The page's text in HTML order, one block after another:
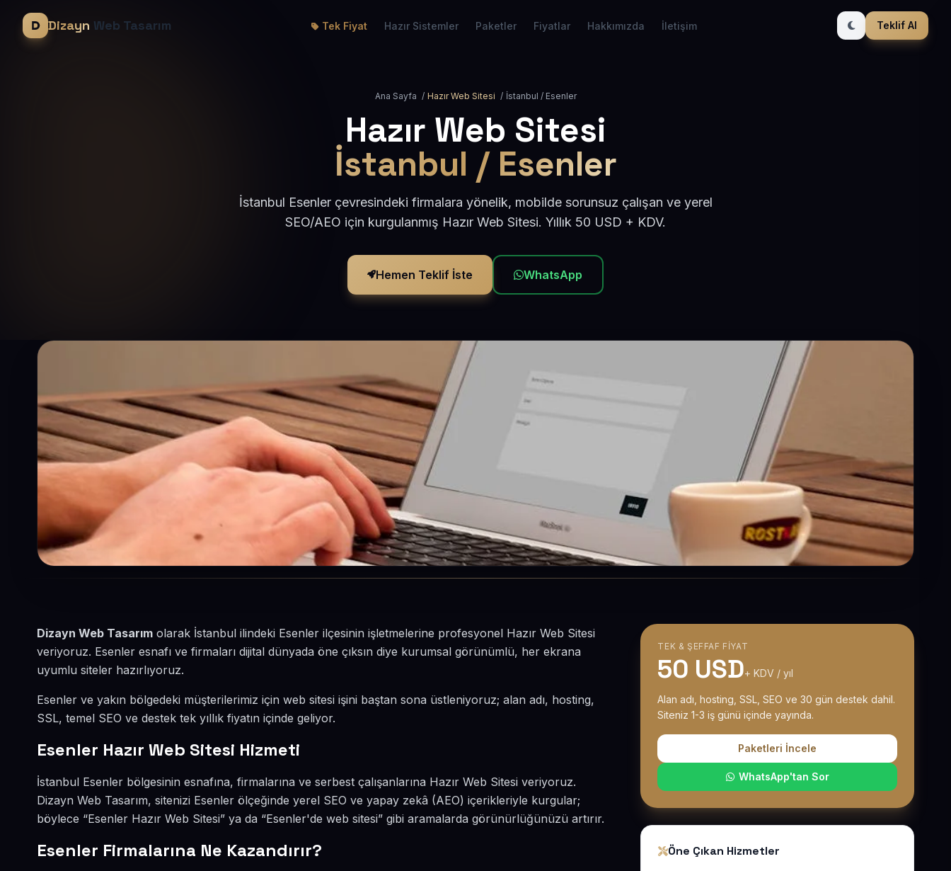
Dizayn Web Tasarım Tek Fiyat Hazır Sistemler Paketler Fiyatlar Hakkımızda İletişim Teklif Al
Ana Sayfa / Hazır Web Sitesi / İstanbul / Esenler
Hazır Web Sitesi
İstanbul / Esenler
İstanbul Esenler çevresindeki firmalara yönelik, mobilde sorunsuz çalışan ve yerel
SEO/AEO için kurgulanmış Hazır Web Sitesi. Yıllık 50 USD + KDV.
Hemen Teklif İste WhatsApp
Dizayn Web Tasarım olarak İstanbul ilindeki Esenler ilçesinin işletmelerine profesyonel Hazır Web Sitesi
veriyoruz. Esenler esnafı ve firmaları dijital dünyada öne çıksın diye kurumsal görünümlü, her ekrana
uyumlu siteler hazırlıyoruz.
Esenler ve yakın bölgedeki müşterilerimiz için web sitesi işini baştan sona üstleniyoruz; alan adı, hosting,
SSL, temel SEO ve destek tek yıllık fiyatın içinde geliyor.
Esenler Hazır Web Sitesi Hizmeti
İstanbul Esenler bölgesinin esnafına, firmalarına ve serbest çalışanlarına Hazır Web Sitesi veriyoruz.
Dizayn Web Tasarım, sitenizi Esenler ölçeğinde yerel SEO ve yapay zekâ (AEO) içerikleriyle kurgular;
böylece “Esenler Hazır Web Sitesi” ya da “Esenler'de web sitesi” gibi aramalarda görünürlüğünüzü artırır.
Esenler Firmalarına Ne Kazandırır?
TEK & ŞEFFAF FIYAT
50 USD+ KDV / yıl
Alan adı, hosting, SSL, SEO ve 30 gün destek dahil.
Siteniz 1-3 iş günü içinde yayında.
Paketleri İncele
WhatsApp'tan Sor
Öne Çıkan Hizmetler